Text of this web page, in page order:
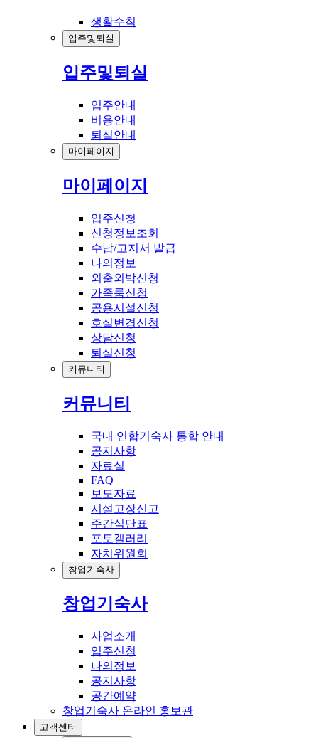
생활수칙
입주및퇴실
입주및퇴실
입주안내
비용안내
퇴실안내
마이페이지
마이페이지
입주신청
신청정보조회
수납/고지서 발급
나의정보
외출외박신청
가족룸신청
공용시설신청
호실변경신청
상담신청
퇴실신청
커뮤니티
커뮤니티
국내 연합기숙사 통합 안내
공지사항
자료실
FAQ
보도자료
시설고장신고
주간식단표
포토갤러리
자치위원회
창업기숙사
창업기숙사
사업소개
입주신청
나의정보
공지사항
공간예약
창업기숙사 온라인 홍보관
고객센터